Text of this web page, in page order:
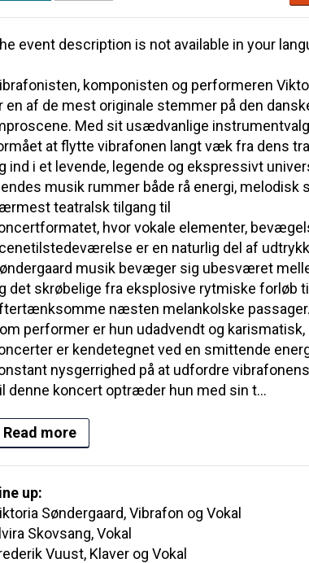
event description is not available in your
komponisten og performeren
en af de mest originale stemmer på den
Med sit usædvanlige
at flytte vibrafonen langt væk fra dens
ind i et levende, legende og ekspressivt
musik rummer både rå energi, melodisk
teatralsk tilgang til
hvor vokale elementer,
er en naturlig del af
musik bevæger sig ubesværet
det skrøbelige fra eksplosive rytmiske forløb til
næsten melankolske passager.
performer er hun udadvendt og karismatisk,
er kendetegnet ved en smittende
nysgerrighed på at udfordre
denne koncert optræder hun med sin t...
Read more
up:
Søndergaard, Vibrafon og Vokal
Skovsang, Vokal
Vuust, Klaver og Vokal